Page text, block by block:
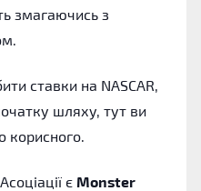
змагаючись з
ставки на NASCAR,
шляху, тут ви
корисного.
є Monster